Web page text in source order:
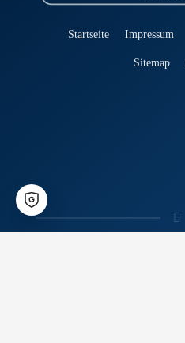
Startseite Impressum
Sitemap